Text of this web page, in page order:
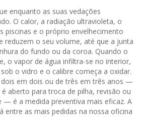
enquanto as suas vedações
O calor, a radiação ultravioleta, o
piscinas e o próprio envelhecimento
reduzem o seu volume, até que a junta
do fundo ou da coroa. Quando o
o vapor de água infiltra-se no interior,
o vidro e o calibre começa a oxidar.
dois em dois ou de três em três anos —
aberto para troca de pilha, revisão ou
— é a medida preventiva mais eficaz. A
entre as mais pedidas na nossa oficina